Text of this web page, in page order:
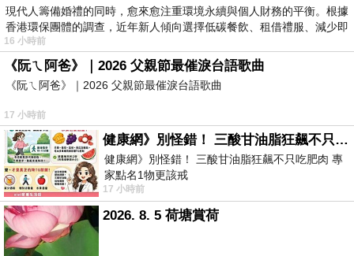
現代人籌備婚禮的同時，愈來愈注重環境永續與個人財務的平衡。根據
香港環保團體的調查，近年新人傾向選擇低碳餐飲、租借禮服、減少即
16 小時前
《阮ㄟ阿爸》｜2026 父親節最催淚台語歌曲
《阮ㄟ阿爸》｜2026 父親節最催淚台語歌曲
17 小時前
健康網》別怪錯！ 三酸甘油脂狂飆不只吃肥肉 專家點名1物更該戒
健康網》別怪錯！ 三酸甘油脂狂飆不只吃肥肉 專
家點名1物更該戒
https://health.ltn.com.tw/article/breakingnews/
17 小時前
2026. 8. 5 荷塘賞荷